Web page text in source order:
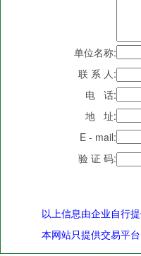
单位名称:
联 系 人:
电 话:
地 址:
E - mail:
验 证 码:
以上信息由企业自行
本网站只提供交易平